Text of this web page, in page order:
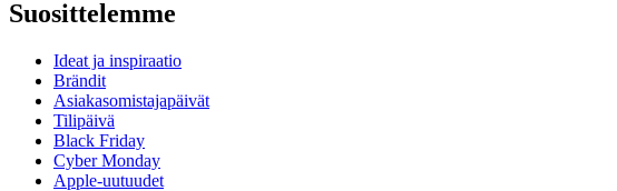
Suosittelemme
Ideat ja inspiraatio
Brändit
Asiakasomistajapäivät
Tilipäivä
Black Friday
Cyber Monday
Apple-uutuudet